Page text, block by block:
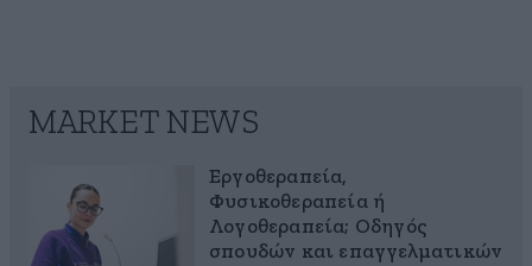
MARKET NEWS
Εργοθεραπεία,
Φυσικοθεραπεία ή
Λογοθεραπεία; Οδηγός
σπουδών και επαγγελματικών